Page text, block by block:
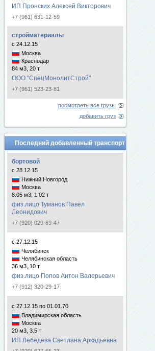
ИП Пронских Алексей Викторович
+7 (961) 631-12-59
стройматериалы
с 24.12.15
Москва
Краснодар
84 м3, 20 т
ООО "СпецМонолитСтрой"
+7 (961) 523-23-81
посмотреть все грузы
добавить груз
Последний добавленный транспорт
бортовой
с 28.12.15
Нижний Новгород
Москва
8.05 м3, 1.02 т
физ.лицо Туманов Павел
Леонидович
+7 (920) 029-69-47
с 27.12.15
Челябинск
Челябинская область
36 м3, 10 т
физ.лицо Попов Антон Валерьевич
+7 (912) 320-29-17
с 27.12.15 по 01.01.70
Владимирская область
Москва
20 м3, 3.5 т
ИП Лебедева Светлана Аркадьевна